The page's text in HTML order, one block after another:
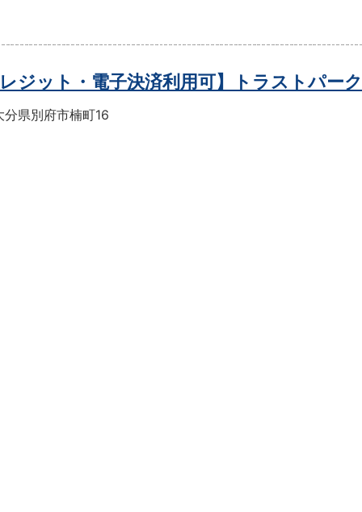
レジット・電子決済利用可】トラストパー
分県別府市楠町16